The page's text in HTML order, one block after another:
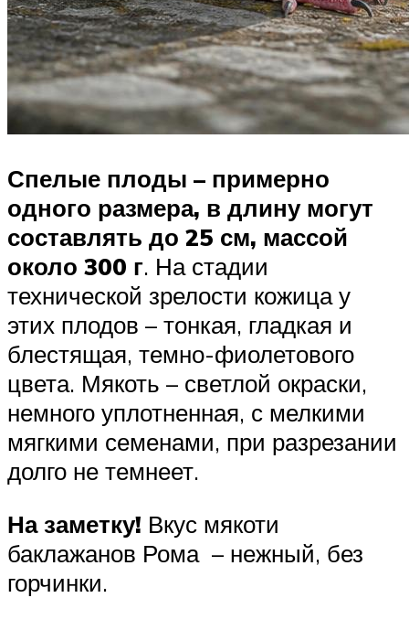
Спелые плоды – примерно
одного размера, в длину могут
составлять до 25 см, массой
около 300 г. На стадии
технической зрелости кожица у
этих плодов – тонкая, гладкая и
блестящая, темно-фиолетового
цвета. Мякоть – светлой окраски,
немного уплотненная, с мелкими
мягкими семенами, при разрезании
долго не темнеет.
На заметку! Вкус мякоти
баклажанов Рома – нежный, без
горчинки.